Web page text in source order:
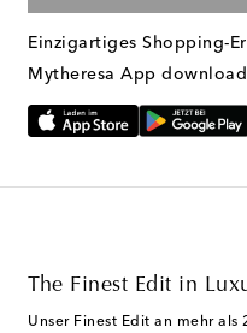
Einzigartiges Shopping-
Mytheresa App
The Finest Edit in
Unser Finest Edit an mehr als